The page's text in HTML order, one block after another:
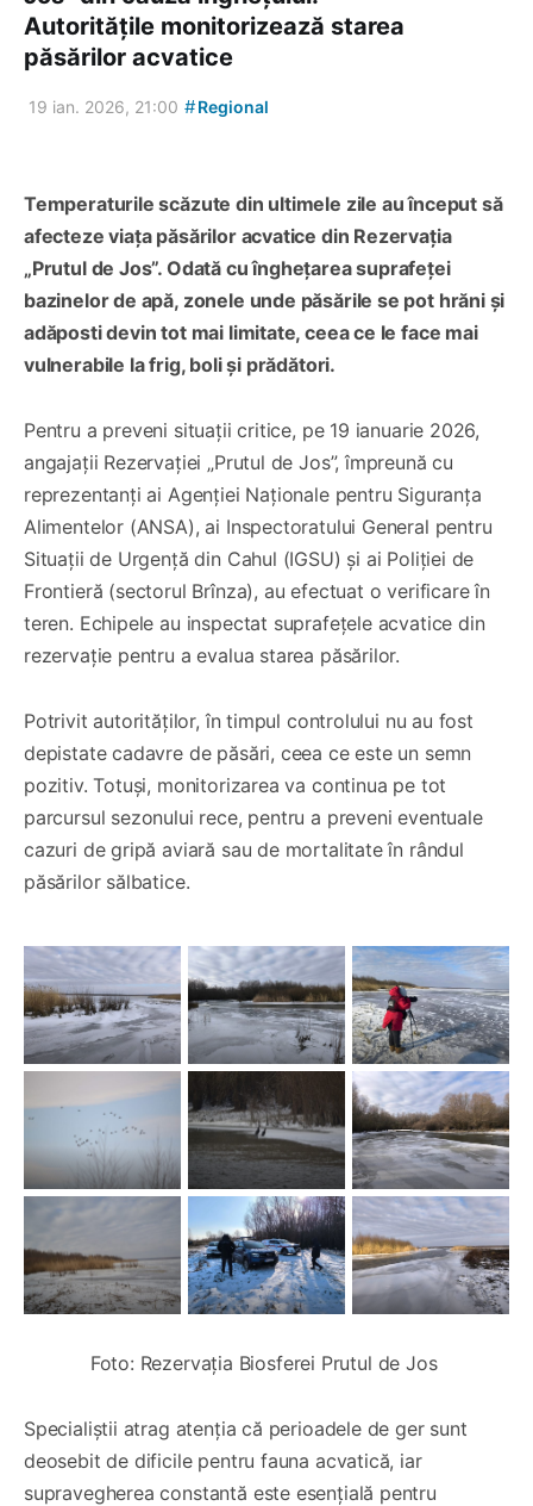
Autoritățile monitorizează starea
păsărilor acvatice
19 ian. 2026, 21:00 #Regional
Temperaturile scăzute din ultimele zile au început să
afecteze viața păsărilor acvatice din Rezervația
„Prutul de Jos”. Odată cu înghețarea suprafeței
bazinelor de apă, zonele unde păsările se pot hrăni și
adăposti devin tot mai limitate, ceea ce le face mai
vulnerabile la frig, boli și prădători.
Pentru a preveni situații critice, pe 19 ianuarie 2026,
angajații Rezervației „Prutul de Jos”, împreună cu
reprezentanți ai Agenției Naționale pentru Siguranța
Alimentelor (ANSA), ai Inspectoratului General pentru
Situații de Urgență din Cahul (IGSU) și ai Poliției de
Frontieră (sectorul Brînza), au efectuat o verificare în
teren. Echipele au inspectat suprafețele acvatice din
rezervație pentru a evalua starea păsărilor.
Potrivit autorităților, în timpul controlului nu au fost
depistate cadavre de păsări, ceea ce este un semn
pozitiv. Totuși, monitorizarea va continua pe tot
parcursul sezonului rece, pentru a preveni eventuale
cazuri de gripă aviară sau de mortalitate în rândul
păsărilor sălbatice.
Foto: Rezervaţia Biosferei Prutul de Jos
Specialiștii atrag atenția că perioadele de ger sunt
deosebit de dificile pentru fauna acvatică, iar
supravegherea constantă este esențială pentru